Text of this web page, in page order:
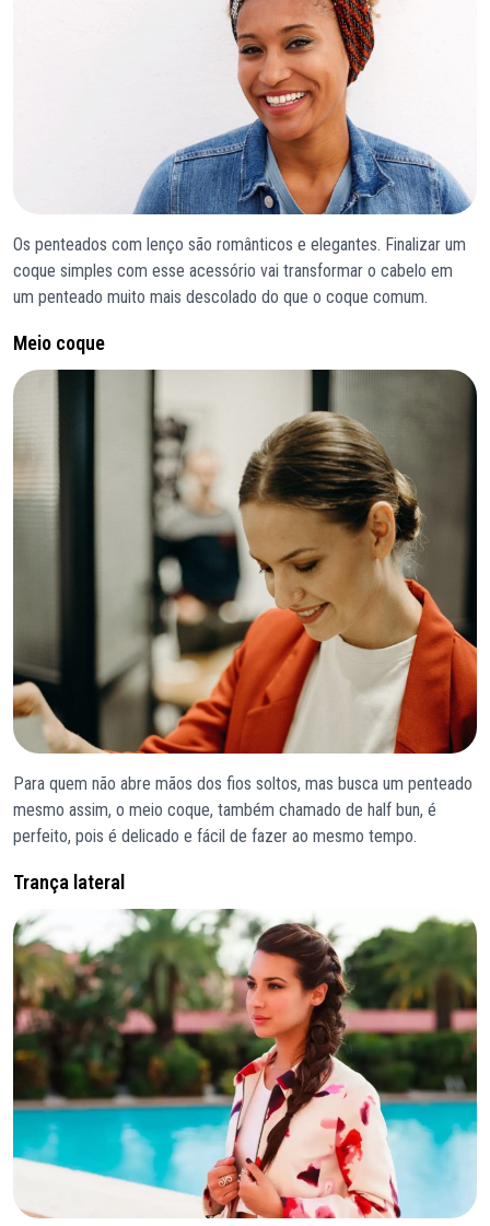
Os penteados com lenço são românticos e elegantes. Finalizar um
coque simples com esse acessório vai transformar o cabelo em
um penteado muito mais descolado do que o coque comum.
Meio coque
Para quem não abre mãos dos fios soltos, mas busca um penteado
mesmo assim, o meio coque, também chamado de half bun, é
perfeito, pois é delicado e fácil de fazer ao mesmo tempo.
Trança lateral